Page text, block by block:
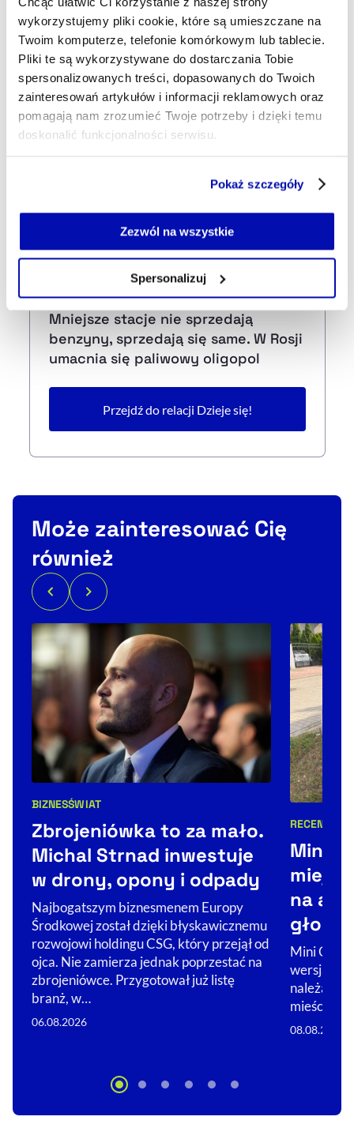
wykorzystujemy pliki cookie, które są umieszczane na
Twoim komputerze, telefonie komórkowym lub tablecie.
Pliki te są wykorzystywane do dostarczania Tobie
spersonalizowanych treści, dopasowanych do Twoich
zainteresowań artykułów i informacji reklamowych oraz
pomagają nam zrozumieć Twoje potrzeby i dzięki temu
doskonalić funkcjonalności serwisu.
Jeżeli nie wyrażasz zgody na zapisywanie plików cookie,
możesz łatwo zarządzać swoimi uprawnieniami, np. we
własnej przeglądarce internetowej lub po wybraniu opcji
naszejPolityce Prywatności
Pokaż szczegóły
Zezwól na wszystkie
Spersonalizuj
Eskalacja na linii Hiszpania–Włochy.
Madryt wprowadza kontrole
graniczne
Złe dane paliwem do wzrostów na
05:50
Wolin: miasto, które chce znowu być
największe (REPORTAŻ)
05:30
Mniejsze stacje nie sprzedają
benzyny, sprzedają się same. W Rosji
umacnia się paliwowy oligopol
Przejdź do relacji Dzieje się!
Może zainteresować Cię
również
Kategorie artykułu:
BIZNESŚWIAT
Zbrojeniówka to za mało.
Michal Strnad inwestuje
w drony, opony i odpady
Najbogatszym biznesmenem Europy
Środkowej został dzięki błyskawicznemu
rozwojowi holdingu CSG, który przejął od
ojca. Nie zamierza jednak poprzestać na
zbrojeniówce. Przygotował już listę
branż, w…
06.08.2026
RECENZJA
Mini
na
Mini
wersja
należącej
mieście i
08.08.2026